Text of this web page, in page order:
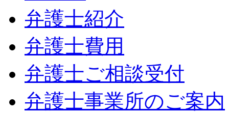
弁護士紹介
弁護士費用
弁護士ご相談受付
弁護士事業所のご案内